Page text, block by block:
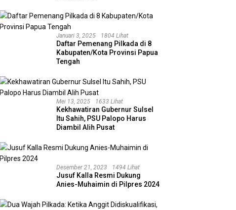
Januari 3, 2025 1804 Lihat
Daftar Pemenang Pilkada di 8
Kabupaten/Kota Provinsi Papua
Tengah
Mei 13, 2025 1633 Lihat
Kekhawatiran Gubernur Sulsel
Itu Sahih, PSU Palopo Harus
Diambil Alih Pusat
Desember 21, 2023 1494 Lihat
Jusuf Kalla Resmi Dukung
Anies-Muhaimin di Pilpres 2024